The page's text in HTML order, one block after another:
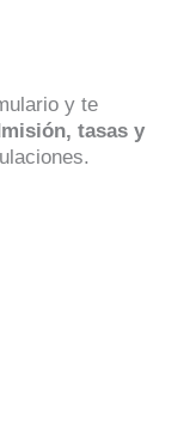
y te
tasas y